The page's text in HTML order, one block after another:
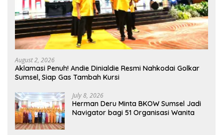
August 2, 2026
Aklamasi Penuh! Andie Dinialdie Resmi Nahkodai Golkar
Sumsel, Siap Gas Tambah Kursi
July 8, 2026
Herman Deru Minta BKOW Sumsel Jadi
Navigator bagi 51 Organisasi Wanita